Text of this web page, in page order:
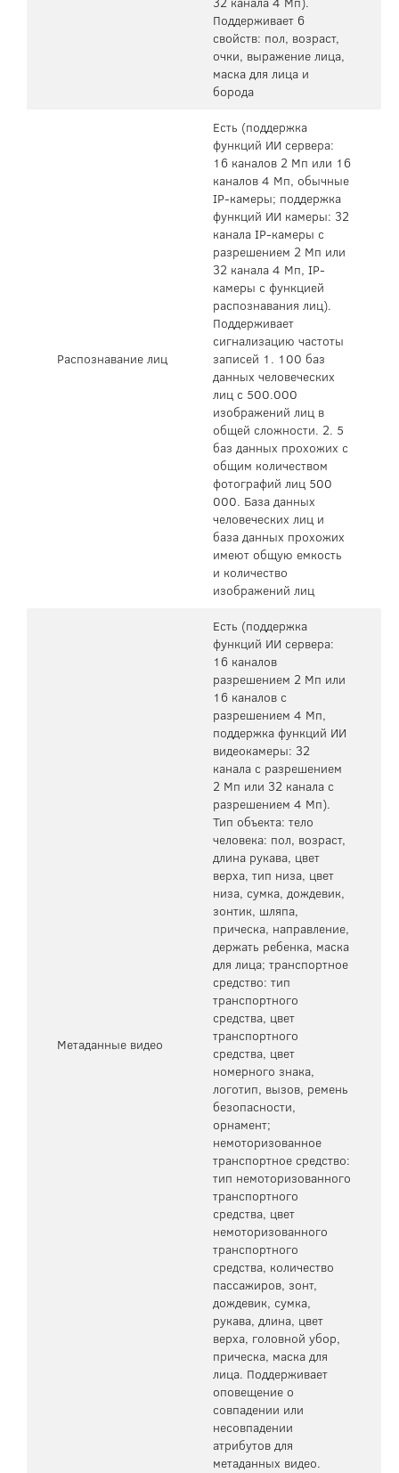
Поддерживает 6
свойств: пол, возраст,
очки, выражение лица,
маска для лица и
борода
Распознавание лиц
Есть (поддержка
функций ИИ сервера:
16 каналов 2 Мп или 16
каналов 4 Мп, обычные
IP-камеры; поддержка
функций ИИ камеры: 32
канала IP-камеры с
разрешением 2 Мп или
32 канала 4 Мп, IP-
камеры с функцией
распознавания лиц).
Поддерживает
сигнализацию частоты
записей 1. 100 баз
данных человеческих
лиц с 500.000
изображений лиц в
общей сложности. 2. 5
баз данных прохожих с
общим количеством
фотографий лиц 500
000. База данных
человеческих лиц и
база данных прохожих
имеют общую емкость
и количество
изображений лиц
Метаданные видео
Есть (поддержка
функций ИИ сервера:
16 каналов
разрешением 2 Мп или
16 каналов с
разрешением 4 Мп,
поддержка функций ИИ
видеокамеры: 32
канала с разрешением
2 Мп или 32 канала с
разрешением 4 Мп).
Тип объекта: тело
человека: пол, возраст,
длина рукава, цвет
верха, тип низа, цвет
низа, сумка, дождевик,
зонтик, шляпа,
прическа, направление,
держать ребенка, маска
для лица; транспортное
средство: тип
транспортного
средства, цвет
транспортного
средства, цвет
номерного знака,
логотип, вызов, ремень
безопасности,
орнамент;
немоторизованное
транспортное средство:
тип немоторизованного
транспортного
средства, цвет
немоторизованного
транспортного
средства, количество
пассажиров, зонт,
дождевик, сумка,
рукава, длина, цвет
верха, головной убор,
прическа, маска для
лица. Поддерживает
оповещение о
совпадении или
несовпадении
атрибутов для
метаданных видео.